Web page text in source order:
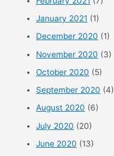
January 2021 (1)
December 2020 (1)
November 2020 (3)
October 2020 (5)
September 2020 (4)
August 2020 (6)
July 2020 (20)
June 2020 (13)